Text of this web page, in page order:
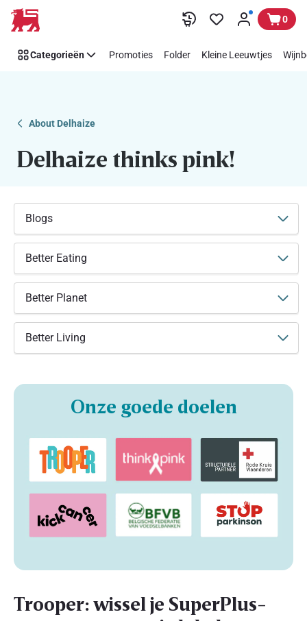
Overslaan
Makkelijk
Think
steunen
0
Categorieën Promoties Folder Kleine Leeuwtjes
About Delhaize
Delhaize thinks pink!
Blogs
Better Eating
Better Planet
Better Living
Onze goede doelen
Trooper: wissel je SuperPlus-